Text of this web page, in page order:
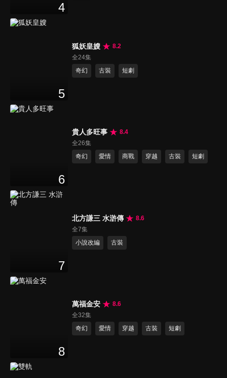
4
5
狐妖皇嫂
8.2
全24集
奇幻
古裝 短劇
6
貴人多旺事
8.4
全26集
奇幻
愛情 商戰 穿越 古裝 短劇
7
北方謙三 水滸傳
8.6
全7集
小說改編
古裝
8
萬福金安
8.6
全32集
奇幻
愛情 穿越 古裝 短劇